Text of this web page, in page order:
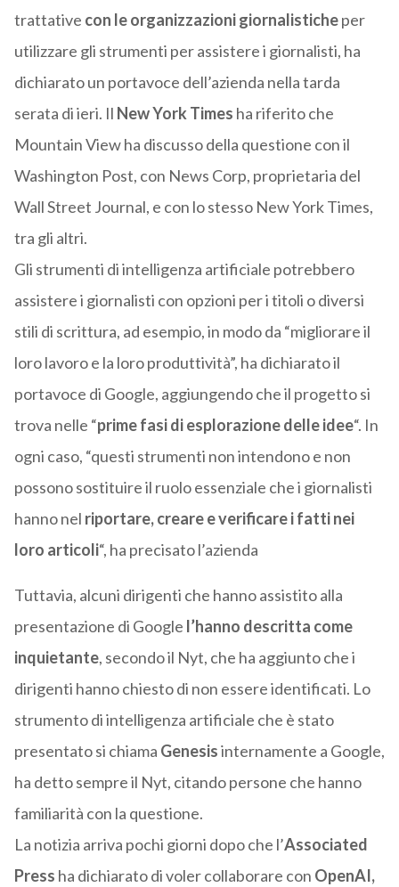
trattative con le organizzazioni giornalisticheper
utilizzare gli strumenti per assistere i giornalisti, ha
dichiarato un portavoce dell’azienda nella tarda
serata di ieri. Il New York Times ha riferito che
Mountain View ha discusso della questione con il
Washington Post, con News Corp, proprietaria del
Wall Street Journal, e con lo stesso New York Times,
tra gli altri.
Gli strumenti di intelligenza artificiale potrebbero
assistere i giornalisti con opzioni per i titoli o diversi
stili di scrittura, ad esempio, in modo da “migliorare il
loro lavoro e la loro produttività”, ha dichiarato il
portavoce di Google, aggiungendo che il progetto si
trova nelle “prime fasi di esplorazione delle idee“. In
ogni caso, “questi strumenti non intendono e non
possono sostituire il ruolo essenziale che i giornalisti
hanno nel riportare, creare e verificare i fatti nei
loro articoli“, ha precisato l’azienda
Tuttavia, alcuni dirigenti che hanno assistito alla
presentazione di Google l’hanno descritta come
inquietante, secondo il Nyt, che ha aggiunto che i
dirigenti hanno chiesto di non essere identificati. Lo
strumento di intelligenza artificiale che è stato
presentato si chiama Genesisinternamente a Google,
ha detto sempre il Nyt, citando persone che hanno
familiarità con la questione.
La notizia arriva pochi giorni dopo che l’Associated
Press ha dichiarato di voler collaborare con OpenAI,